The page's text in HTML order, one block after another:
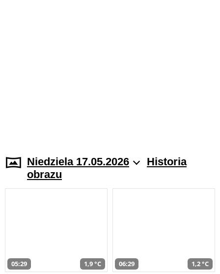
Niedziela 17.05.2026
Historia
obrazu
05:29 1,9 °C 06:29 1,2 °C